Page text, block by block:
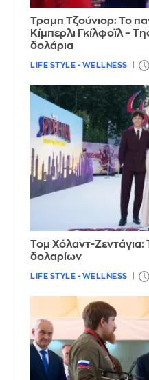
Τραμπ Τζούνιορ: Το
Κίμπερλι Γκίλφοϊλ –
δολάρια
LIFE STYLE - WELLNESS
Τομ Χόλαντ-Ζεντάγια:
δολαρίων
LIFE STYLE - WELLNESS